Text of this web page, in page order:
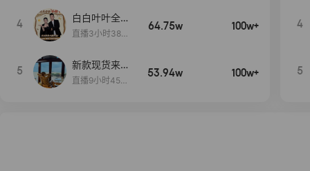
4
白白叶叶全品
类好物补贴节
直播3小时38分
64.75w 100w+
5
新款现货来了
～
直播9小时45分
53.94w 100w+
4
5